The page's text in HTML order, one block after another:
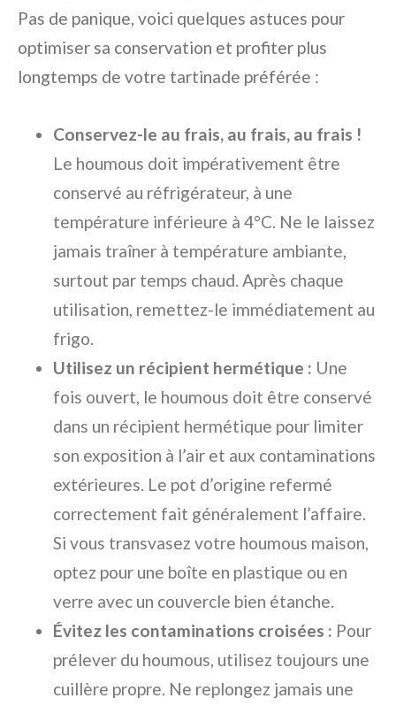
Pas de panique, voici quelques astuces pour
optimiser sa conservation et profiter plus
longtemps de votre tartinade préférée :
Conservez-le au frais, au frais, au frais !
Le houmous doit impérativement être
conservé au réfrigérateur, à une
température inférieure à 4°C. Ne le laissez
jamais traîner à température ambiante,
surtout par temps chaud. Après chaque
utilisation, remettez-le immédiatement au
frigo.
Utilisez un récipient hermétique : Une
fois ouvert, le houmous doit être conservé
dans un récipient hermétique pour limiter
son exposition à l’air et aux contaminations
extérieures. Le pot d’origine refermé
correctement fait généralement l’affaire.
Si vous transvasez votre houmous maison,
optez pour une boîte en plastique ou en
verre avec un couvercle bien étanche.
Évitez les contaminations croisées : Pour
prélever du houmous, utilisez toujours une
cuillère propre. Ne replongez jamais une